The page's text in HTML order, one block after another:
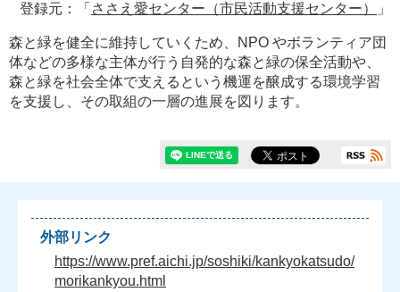
登録元：「 ささえ愛センター（市民活動支援センター） 」
森と緑を健全に維持していくため、NPO やボランティア団
体などの多様な主体が行う自発的な森と緑の保全活動や、
森と緑を社会全体で⽀えるという機運を醸成する環境学習
を⽀援し、その取組の一層の進展を図ります。
外部リンク
https://www.pref.aichi.jp/soshiki/kankyokatsudo/
morikankyou.html